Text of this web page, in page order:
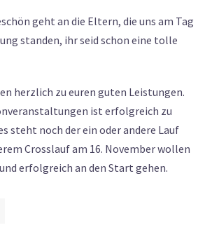
geht an die Eltern, die uns am Tag
standen, ihr seid schon eine tolle
herzlich zu euren guten Leistungen.
ist erfolgreich zu
steht noch der ein oder andere Lauf
Crosslauf am 16. November wollen
erfolgreich an den Start gehen.